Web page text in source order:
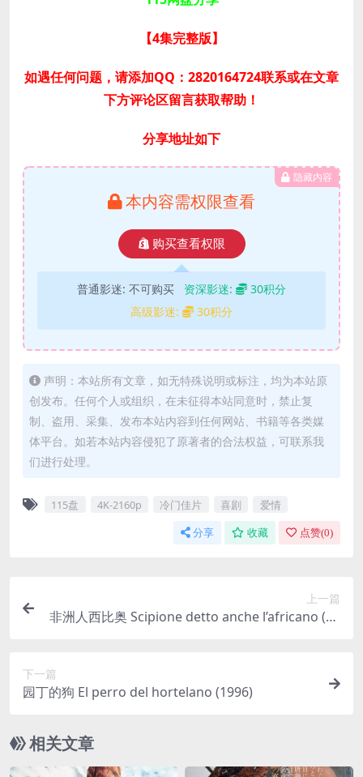
【4集完整版】
如遇任何问题，请添加QQ：2820164724联系或在文章
下方评论区留言获取帮助！
分享地址如下
隐藏内容
本内容需权限查看
购买查看权限
普通影迷: 不可购买 资深影迷:
30积分
高级影迷:
30积分
声明：本站所有文章，如无特殊说明或标注，均为本站原
创发布。任何个人或组织，在未征得本站同意时，禁止复
制、盗用、采集、发布本站内容到任何网站、书籍等各类媒
体平台。如若本站内容侵犯了原著者的合法权益，可联系我
们进行处理。
115盘 4K-2160p 冷门佳片 喜剧 爱情
分享 收藏 点赞(0)
上一篇
非洲人西比奥 Scipione detto anche l’africano (19
下一篇
园丁的狗 El perro del hortelano (1996)
相关文章